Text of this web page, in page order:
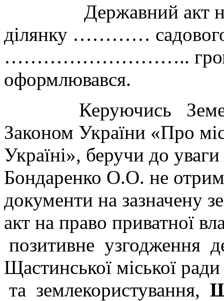
Державний акт на
ділянку ………… садового
………………………..
оформлювався.
Керуючись
Законом України «Про
Україні», беручи до
Бондаренко О.О. не
документи на зазначену
акт на право приватної
позитивне узгодження
Щастинської міської
та землекористування,